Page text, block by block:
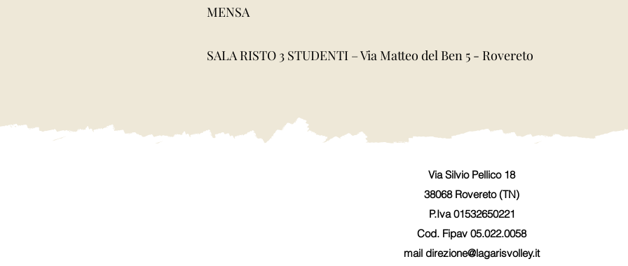
MENSA
SALA RISTO 3 STUDENTI – Via Matteo del Ben 5 - Rovereto
Via Silvio Pellico 18
38068 Rovereto (TN)
P.Iva 01532650221
Cod. Fipav 05.022.0058
mail direzione@lagarisvolley.it